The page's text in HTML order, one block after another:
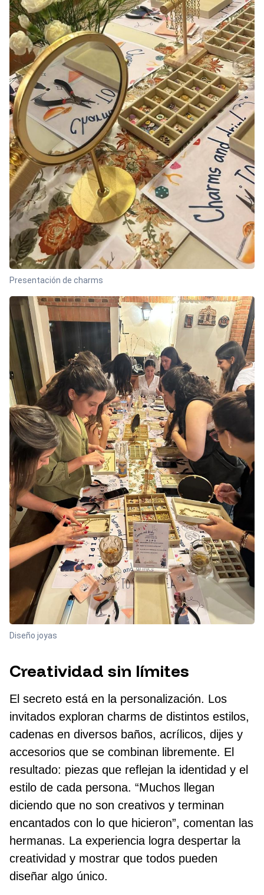
Presentación de charms
Diseño joyas
Creatividad sin límites
El secreto está en la personalización. Los
invitados exploran charms de distintos estilos,
cadenas en diversos baños, acrílicos, dijes y
accesorios que se combinan libremente. El
resultado: piezas que reflejan la identidad y el
estilo de cada persona. “Muchos llegan
diciendo que no son creativos y terminan
encantados con lo que hicieron”, comentan las
hermanas. La experiencia logra despertar la
creatividad y mostrar que todos pueden
diseñar algo único.